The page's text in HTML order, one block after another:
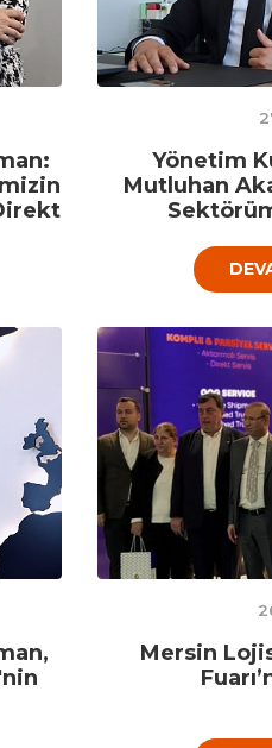
Yönetim
Mutluhan
Mersin